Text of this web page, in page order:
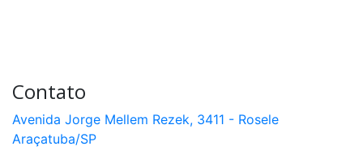
Contato
Avenida Jorge Mellem Rezek, 3411 - Rosele
Araçatuba/SP